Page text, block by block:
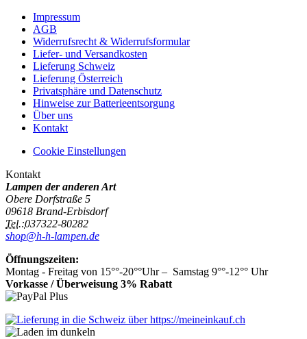
Impressum
AGB
Widerrufsrecht & Widerrufsformular
Liefer- und Versandkosten
Lieferung Schweiz
Lieferung Österreich
Privatsphäre und Datenschutz
Hinweise zur Batterieentsorgung
Über uns
Kontakt
Cookie Einstellungen
Kontakt
Lampen der anderen Art
Obere Dorfstraße 5
09618 Brand-Erbisdorf
Tel.:037322-80282
shop@h-h-lampen.de
Öffnungszeiten:
Montag - Freitag von 15°°-20°°Uhr – Samstag 9°°-12°° Uhr
Vorkasse / Überweisung 3% Rabatt